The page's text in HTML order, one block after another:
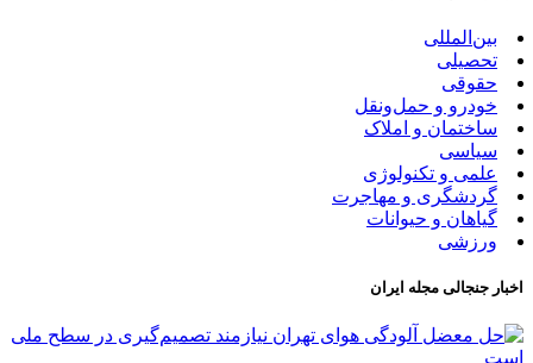
بین‌المللی
تحصیلی
حقوقی
خودرو و حمل‌و‌نقل
ساختمان و املاک
سیاسی
علمی و تکنولوژی
گردشگری و مهاجرت
گیاهان و حیوانات
ورزشی
اخبار جنجالی مجله ایران